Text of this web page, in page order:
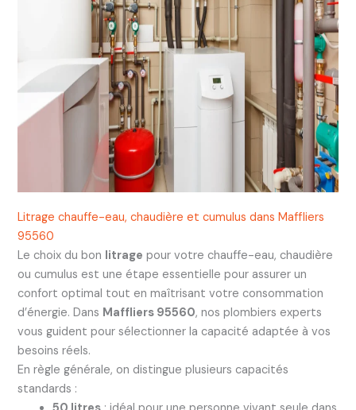
Litrage chauffe-eau, chaudière et cumulus dans Maffliers
95560
Le choix du bon litrage pour votre chauffe-eau, chaudière
ou cumulus est une étape essentielle pour assurer un
confort optimal tout en maîtrisant votre consommation
d’énergie. Dans Maffliers 95560, nos plombiers experts
vous guident pour sélectionner la capacité adaptée à vos
besoins réels.
En règle générale, on distingue plusieurs capacités
standards :